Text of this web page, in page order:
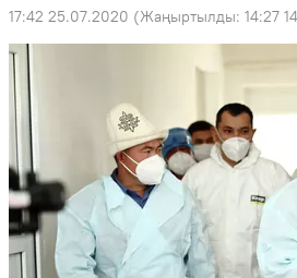
17:42 25.07.2020 (Жаңыртылды: 14:27